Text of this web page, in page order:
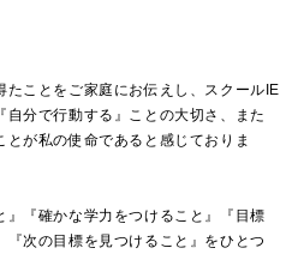
ことをご家庭にお伝えし、スクールIE
分で行動する』ことの大切さ、また
が私の使命であると感じておりま
『確かな学力をつけること』『目標
次の目標を見つけること』をひとつ